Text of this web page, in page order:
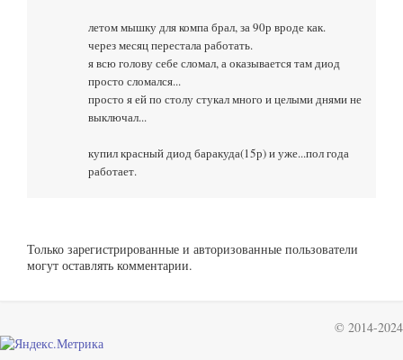
летом мышку для компа брал, за 90р вроде как.
через месяц перестала работать.
я всю голову себе сломал, а оказывается там диод
просто сломался...
просто я ей по столу стукал много и целыми днями не
выключал...
купил красный диод баракуда(15р) и уже...пол года
работает.
Только зарегистрированные и авторизованные пользователи
могут оставлять комментарии.
© 2014-2024